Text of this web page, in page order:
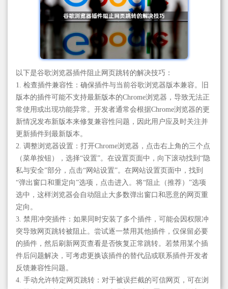
以下是谷歌浏览器插件阻止网页跳转的解决技巧：
1. 检查插件兼容性：确保插件与当前谷歌浏览器版本兼容。旧
版本的插件可能不支持最新版本的Chrome浏览器，导致无法正
常使用或出现功能异常。开发者通常会根据Chrome浏览器的更
新情况发布新版本来修复兼容性问题，因此用户应及时关注并
更新插件到最新版本。
2. 调整浏览器设置：打开Chrome浏览器，点击右上角的三个点
（菜单按钮），选择“设置”。在设置页面中，向下滚动找到“隐
私与安全”部分，点击“网站设置”。在网站设置页面中，找到
“弹出窗口和重定向”选项，点击进入。将“阻止（推荐）”选项
选中，这样浏览器会自动阻止大多数弹出窗口和恶意的网页重
定向。
3. 禁用冲突插件：如果同时安装了多个插件，可能会因权限冲
突导致网页跳转被阻止。尝试逐一禁用其他插件，仅保留必要
的插件，然后刷新网页查看是否恢复正常跳转。若禁用某个插
件后问题解决，可考虑更换该插件的替代品或联系插件开发者
反馈兼容性问题。
4. 手动允许特定网页跳转：对于被误拦截的可信网页，可在浏